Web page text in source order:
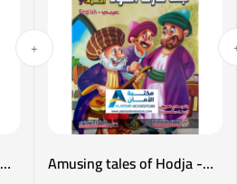
Amusing tales of Hodja -